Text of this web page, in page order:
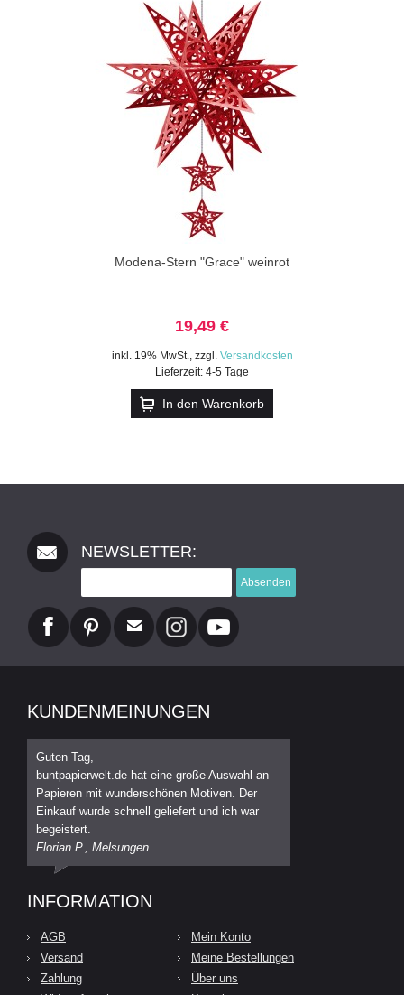
Modena-Stern "Grace" weinrot
19,49 €
inkl. 19% MwSt., zzgl. Versandkosten
Lieferzeit: 4-5 Tage
In den Warenkorb
NEWSLETTER:
Absenden
KUNDENMEINUNGEN
Guten Tag,
buntpapierwelt.de hat eine große Auswahl an
Papieren mit wunderschönen Motiven. Der
Einkauf wurde schnell geliefert und ich war
begeistert.
Florian P., Melsungen
INFORMATION
AGB
Versand
Zahlung
Mein Konto
Meine Bestellungen
Über uns